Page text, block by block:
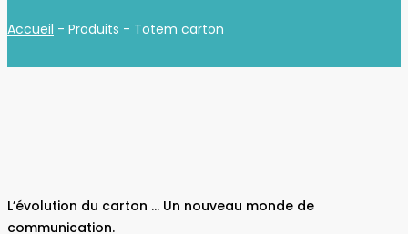
Accueil - Produits - Totem carton
L’évolution du carton … Un nouveau monde de
communication.